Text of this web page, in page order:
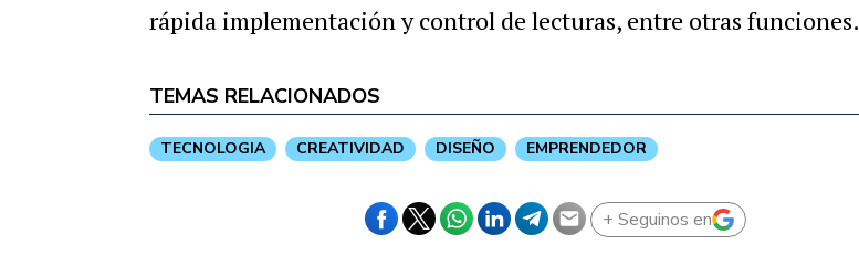
rápida implementación y control de lecturas, entre otras funciones.
TEMAS RELACIONADOS
TECNOLOGIA CREATIVIDAD DISEÑO EMPRENDEDOR
+ Seguinos en